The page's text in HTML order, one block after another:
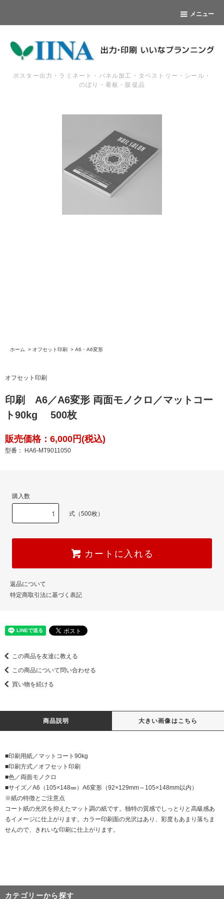
メニュー
ポスター出力・ラミネート・パネル加工・タペストリー・シール・
のぼり・看板・販促品
ホーム > オフセット印刷 > A6・A6変形
オフセット印刷
印刷 A6／A6変形 両面モノクロ／マットコー
ト90kg 500枚
販売価格：6,000円(税込)
型番： HA6-MT9011050
購入数
式（500枚）
カートに入れる
返品について
特定商取引法に基づく表記
この商品を友達に教える
この商品について問い合わせる
買い物を続ける
商品説明 大きい画像はこちら
■印刷用紙／マットコート90kg
■印刷方式／オフセット印刷
■色／両面モノクロ
■サイズ／A6（105×148㎜）A6変形（92×129mm～105×148mm以内）
※紙の特徴とご注意点
コート紙の光沢を抑えたマット調の紙です。独特の質感でしっとりと高級感あ
るイメージに仕上がります。カラー印刷面の光沢はあり、彩度もあまり落ちま
せんので、きれいな印刷に仕上がります。
カテゴリーから探す